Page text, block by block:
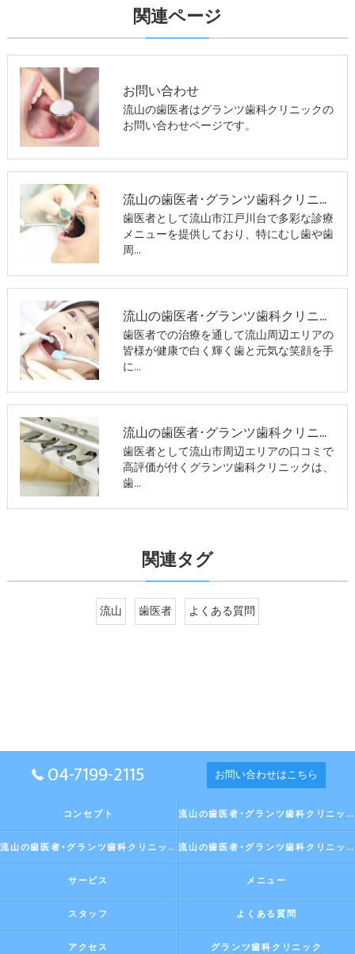
関連ページ
お問い合わせ
流山の歯医者はグランツ歯科クリニックの
お問い合わせページです。
流山の歯医者･グランツ歯科クリニックの評判
歯医者として流山市江戸川台で多彩な診療
メニューを提供しており、特にむし歯や歯
周…
流山の歯医者･グランツ歯科クリニックのお客様の声
歯医者での治療を通して流山周辺エリアの
皆様が健康で白く輝く歯と元気な笑顔を手
に…
流山の歯医者･グランツ歯科クリニックの口コミ情報
歯医者として流山市周辺エリアの口コミで
高評価が付くグランツ歯科クリニックは、
歯…
関連タグ
流山 歯医者 よくある質問
04-7199-2115 お問い合わせはこちら
コンセプト 流山の歯医者･グランツ歯科クリニックの口コミ情報
流山の歯医者･グランツ歯科クリニックの評判 流山の歯医者･グランツ歯科クリニックのお客様の声
サービス メニュー
スタッフ よくある質問
アクセス グランツ歯科クリニック